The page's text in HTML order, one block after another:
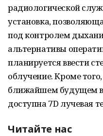
радиологической
установка,
под контролем
альтернативы
планируется ввести
облучение. Кроме
ближайшем будущем
доступна 7D лучевая
Читайте нас